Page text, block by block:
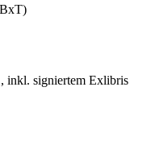
inkl. signiertem Exlibris